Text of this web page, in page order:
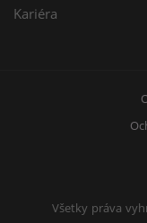
Kariéra
Všetky práva